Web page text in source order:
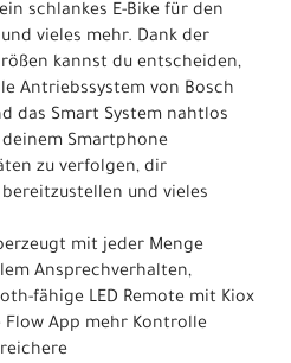
schlankes E-Bike für den
vieles mehr. Dank der
kannst du entscheiden,
Antriebssystem von Bosch
das Smart System nahtlos
Smartphone
zu verfolgen, dir
und vieles
mit jeder Menge
Ansprechverhalten,
fähige LED Remote mit Kiox
Flow App mehr Kontrolle